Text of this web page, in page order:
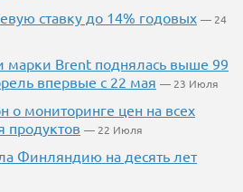
ставку до 14% годовых — 24
марки Brent поднялась выше 99
впервые с 22 мая — 23 Июля
о мониторинге цен на всех
продуктов — 22 Июля
Финляндию на десять лет